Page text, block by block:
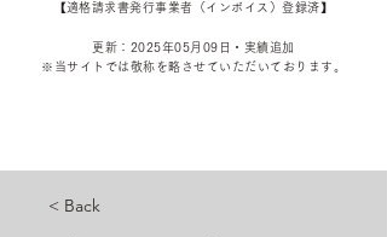
​【適格請求書発行事業者（インボイス）登録済】
更新：2025年05 月09 日・実績追加
​※当サイトでは敬称を 略させていただいております。
< Back